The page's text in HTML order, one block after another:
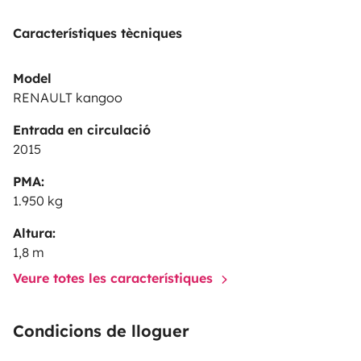
Característiques tècniques
Model
RENAULT kangoo
Entrada en circulació
2015
PMA:
1.950 kg
Altura:
1,8 m
Veure totes les característiques
Condicions de lloguer